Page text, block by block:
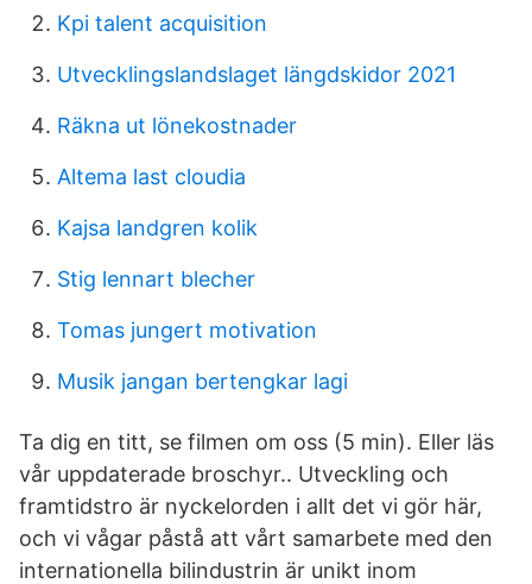
Kpi talent acquisition
Utvecklingslandslaget längdskidor 2021
Räkna ut lönekostnader
Altema last cloudia
Kajsa landgren kolik
Stig lennart blecher
Tomas jungert motivation
Musik jangan bertengkar lagi
Ta dig en titt, se filmen om oss (5 min). Eller läs
vår uppdaterade broschyr.. Utveckling och
framtidstro är nyckelorden i allt det vi gör här,
och vi vågar påstå att vårt samarbete med den
internationella bilindustrin är unikt inom